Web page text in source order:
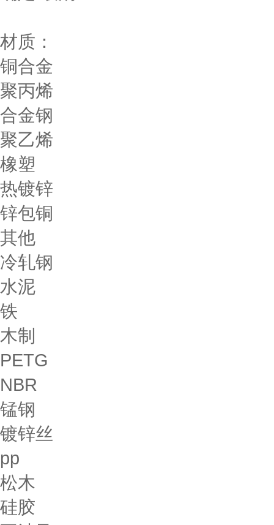
材质：
铜合金
聚丙烯
合金钢
聚乙烯
橡塑
热镀锌
锌包铜
其他
冷轧钢
水泥
铁
木制
PETG
NBR
锰钢
镀锌丝
pp
松木
硅胶